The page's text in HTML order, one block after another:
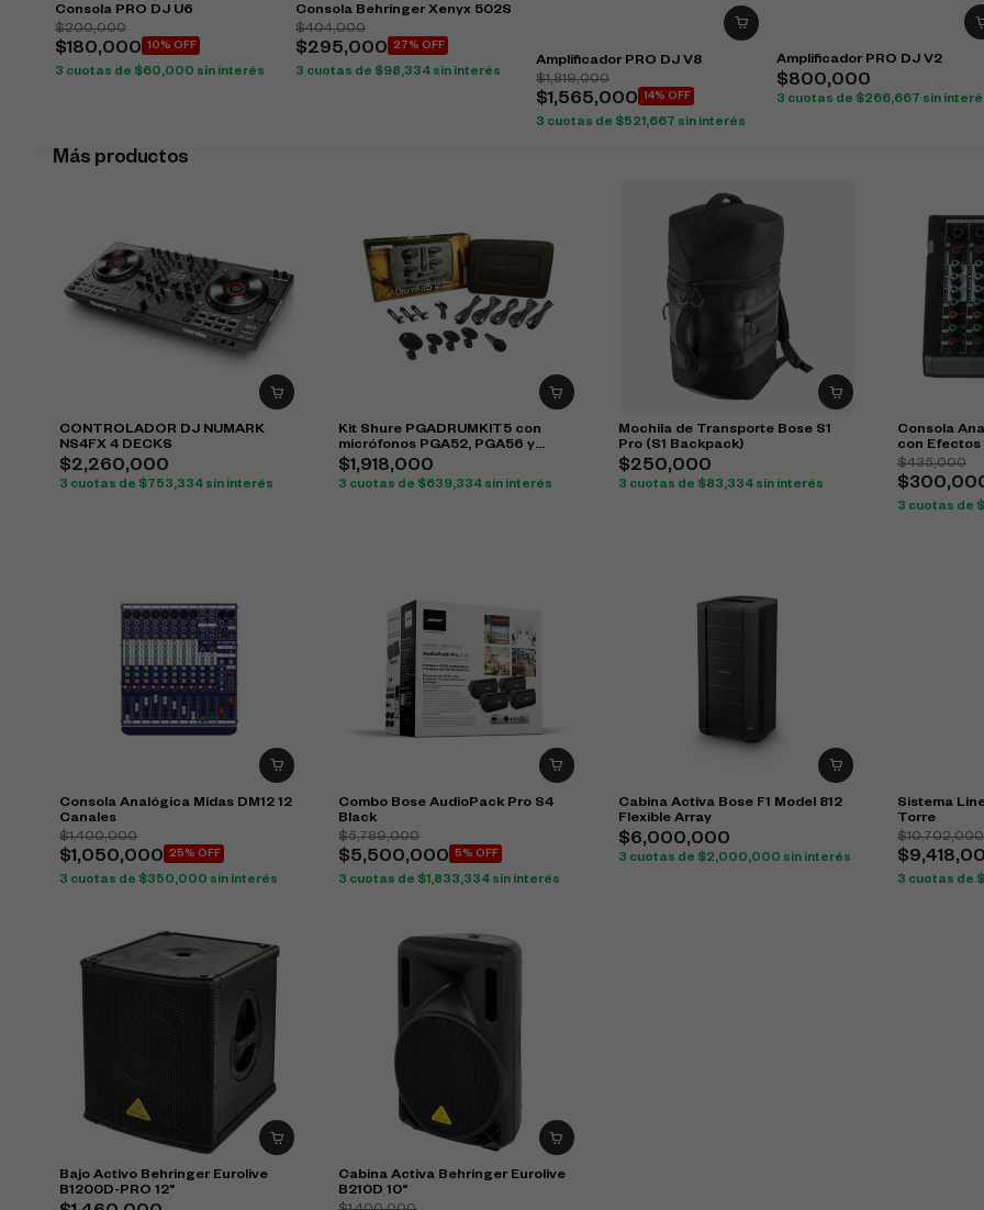
Consola PRO DJ U6
$200,000
$180,000 10% OFF
3 cuotas de $60,000 sin interés
Consola Behringer Xenyx 502S
$404,000
$295,000 27% OFF
3 cuotas de $98,334sin interés
Amplificador PRO DJ V8
$1,819,000
$1,565,000 14% OFF
3 cuotas de $521,667 sin interés
Amplificador PRO DJ V2
$800,000
3 cuotas de $266,667 sin
Más productos
CONTROLADOR DJ NUMARK
NS4FX 4 DECKS
$2,260,000
3 cuotas de $ 753,334 sin interés
Kit Shure PGADRUMKIT5 con
micrófonos PGA52, PGA56 y
PGA57 para batería
$1,918,000
3 cuotas de $639,334 sin interés
Mochila de Transporte Bose S1
Pro (S1 Backpack)
$250,000
3 cuotas de $83,334sin interés
Consola
con Efectos
$435,000
$
3 cuotas de $
Consola Analógica Midas DM12 12
Canales
$1,400,000
$1,050,000 25% OFF
3 cuotas de $350,000 sin interés
Combo Bose AudioPack Pro S4
Black
$5,789,000
$5,500,000 5% OFF
3 cuotas de $1,833,334 sin interés
Cabina Activa Bose F1 Model 812
Flexible Array
$6,000,000
3 cuotas de $2,000,000 sin interés
Sistema
Torre
$10,702,000
$
3 cuotas de $
Bajo Activo Behringer Eurolive
B1200D-PRO 12"
Cabina Activa Behringer Eurolive
B210D 10"